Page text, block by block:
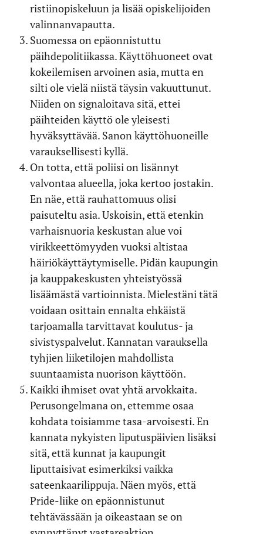
ristiinopiskeluun ja lisää opiskelijoiden
valinnanvapautta.
Suomessa on epäonnistuttu
päihdepolitiikassa. Käyttöhuoneet ovat
kokeilemisen arvoinen asia, mutta en
silti ole vielä niistä täysin vakuuttunut.
Niiden on signaloitava sitä, ettei
päihteiden käyttö ole yleisesti
hyväksyttävää. Sanon käyttöhuoneille
varauksellisesti kyllä.
On totta, että poliisi on lisännyt
valvontaa alueella, joka kertoo jostakin.
En näe, että rauhattomuus olisi
paisuteltu asia. Uskoisin, että etenkin
varhaisnuoria keskustan alue voi
virikkeettömyyden vuoksi altistaa
häiriökäyttäytymiselle. Pidän kaupungin
ja kauppakeskusten yhteistyössä
lisäämästä vartioinnista. Mielestäni tätä
voidaan osittain ennalta ehkäistä
tarjoamalla tarvittavat koulutus- ja
sivistyspalvelut. Kannatan varauksella
tyhjien liiketilojen mahdollista
suuntaamista nuorison käyttöön.
Kaikki ihmiset ovat yhtä arvokkaita.
Perusongelmana on, ettemme osaa
kohdata toisiamme tasa-arvoisesti. En
kannata nykyisten liputuspäivien lisäksi
sitä, että kunnat ja kaupungit
liputtaisivat esimerkiksi vaikka
sateenkaarilippuja. Näen myös, että
Pride-liike on epäonnistunut
tehtävässään ja oikeastaan se on